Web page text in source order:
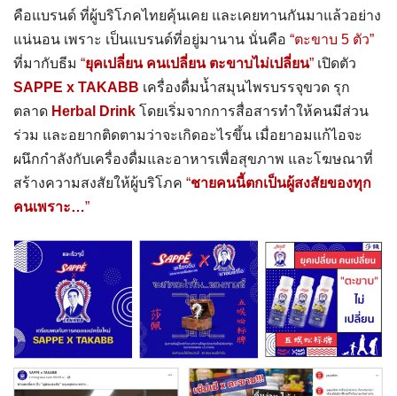
คือแบรนด์ ที่ผู้บริโภคไทยคุ้นเคย และเคยทานกันมาแล้วอย่าง
แน่นอน เพราะ เป็นแบรนด์ที่อยู่มานาน นั่นคือ “ตะขาบ 5 ตัว”
ที่มากับธีม “ยุคเปลี่ยน คนเปลี่ยน ตะขาบไม่เปลี่ยน” เปิดตัว
SAPPE x TAKABB เครื่องดื่มน้ำสมุนไพรบรรจุขวด รุก
ตลาด Herbal Drink โดยเริ่มจากการสื่อสารทำให้คนมีส่วน
ร่วม และอยากติดตามว่าจะเกิดอะไรขึ้น เมื่อยาอมแก้ไอจะ
ผนึกกำลังกับเครื่องดื่มและอาหารเพื่อสุขภาพ และโฆษณาที่
สร้างความสงสัยให้ผู้บริโภค “ชายคนนี้ตกเป็นผู้สงสัยของทุก
คนเพราะ…”